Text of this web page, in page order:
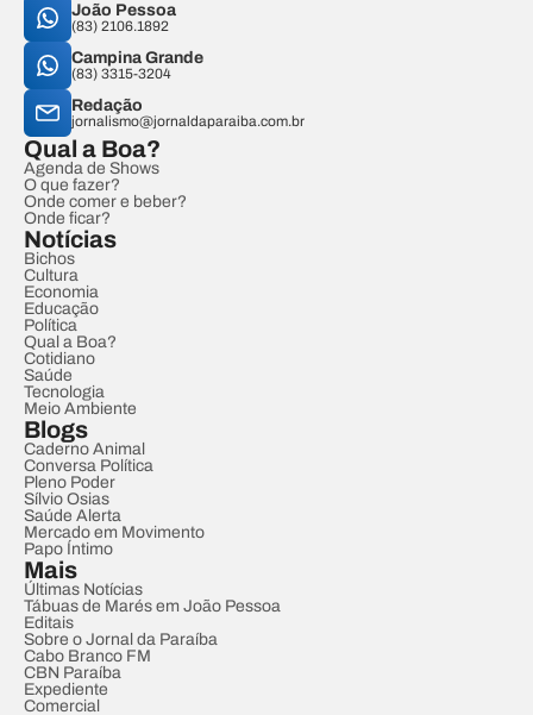
João Pessoa
(83) 2106.1892
Campina Grande
(83) 3315-3204
Redação
jornalismo@jornaldaparaiba.com.br
Qual a Boa?
Agenda de Shows
O que fazer?
Onde comer e beber?
Onde ficar?
Notícias
Bichos
Cultura
Economia
Educação
Política
Qual a Boa?
Cotidiano
Saúde
Tecnologia
Meio Ambiente
Blogs
Caderno Animal
Conversa Política
Pleno Poder
Sílvio Osias
Saúde Alerta
Mercado em Movimento
Papo Íntimo
Mais
Últimas Notícias
Tábuas de Marés em João Pessoa
Editais
Sobre o Jornal da Paraíba
Cabo Branco FM
CBN Paraíba
Expediente
Comercial